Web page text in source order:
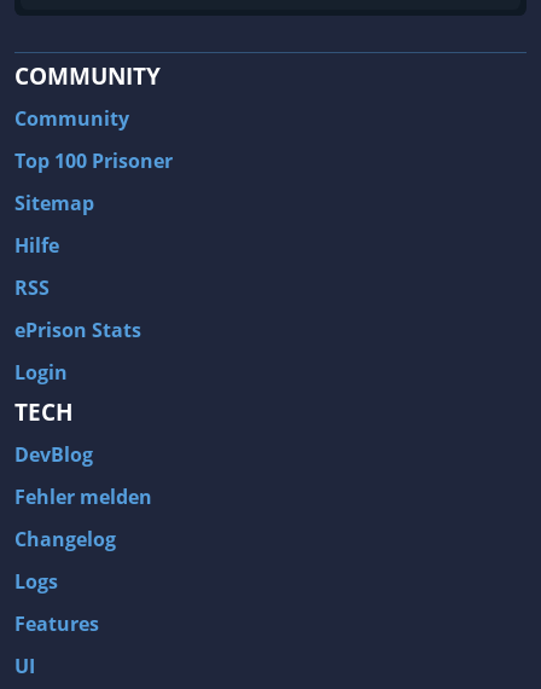
COMMUNITY
Community
Top 100 Prisoner
Sitemap
Hilfe
RSS
ePrison Stats
Login
TECH
DevBlog
Fehler melden
Changelog
Logs
Features
UI